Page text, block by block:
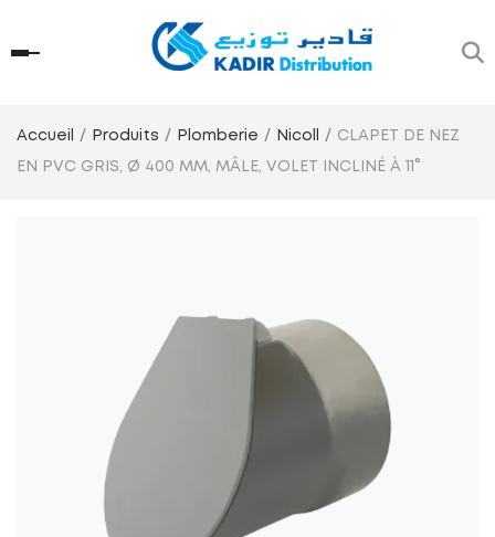
Accueil Produits Plomberie Nicoll CLAPET DE NEZ
EN PVC GRIS, Ø 400 MM, MÂLE, VOLET INCLINÉ À 11°